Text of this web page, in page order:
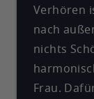
Verhören
nach
nichts
Frau.